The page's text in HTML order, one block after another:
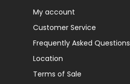
My account
Customer Service
Frequently Asked Questions
Location
Terms of Sale